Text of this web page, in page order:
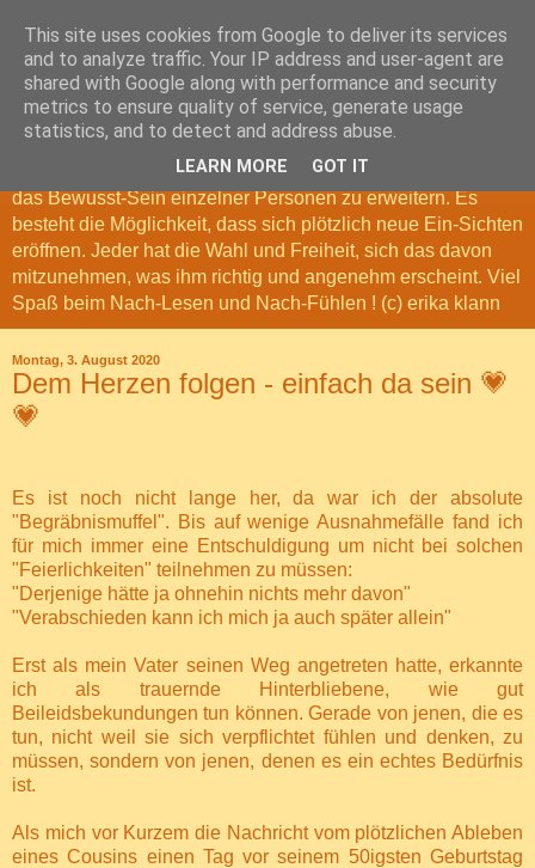
Nach-Denk-Geschichten
Meine Nach-Denk-Geschichten, sind Geschichten und
Gedanken, die das Leben erschaffen hat. Sie können zum
Nach-Denken anregen. Möglicherweise tragen sie dazu bei,
das Bewusst-Sein einzelner Personen zu erweitern. Es
besteht die Möglichkeit, dass sich plötzlich neue Ein-Sichten
eröffnen. Jeder hat die Wahl und Freiheit, sich das davon
mitzunehmen, was ihm richtig und angenehm erscheint. Viel
Spaß beim Nach-Lesen und Nach-Fühlen ! (c) erika klann
Montag, 3. August 2020
Dem Herzen folgen - einfach da sein 💗
💗
Es ist noch nicht lange her, da war ich der absolute
"Begräbnismuffel". Bis auf wenige Ausnahmefälle fand ich
für mich immer eine Entschuldigung um nicht bei solchen
"Feierlichkeiten" teilnehmen zu müssen:
"Derjenige hätte ja ohnehin nichts mehr davon"
"Verabschieden kann ich mich ja auch später allein"
Erst als mein Vater seinen Weg angetreten hatte, erkannte
ich als trauernde Hinterbliebene, wie gut
Beileidsbekundungen tun können. Gerade von jenen, die es
tun, nicht weil sie sich verpflichtet fühlen und denken, zu
müssen, sondern von jenen, denen es ein echtes Bedürfnis
ist.
Als mich vor Kurzem die Nachricht vom plötzlichen Ableben
eines Cousins einen Tag vor seinem 50igsten Geburtstag
This site uses cookies from Google to deliver its services
and to analyze traffic. Your IP address and user-agent are
shared with Google along with performance and security
metrics to ensure quality of service, generate usage
statistics, and to detect and address abuse.
LEARN MORE GOT IT